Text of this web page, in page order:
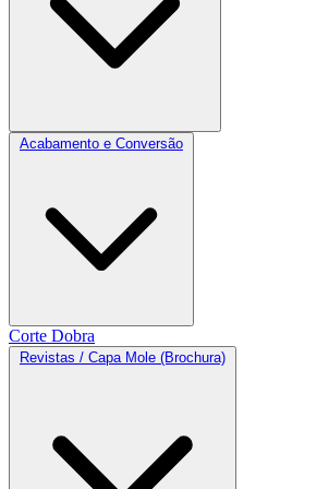
Acabamento e Conversão
Corte Dobra
Revistas / Capa Mole (Brochura)